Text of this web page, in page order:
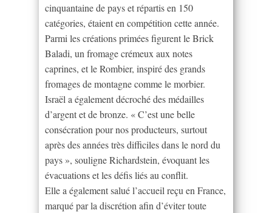
cinquantaine de pays et répartis en 150
catégories, étaient en compétition cette année.
Parmi les créations primées figurent le Brick
Baladi, un fromage crémeux aux notes
caprines, et le Rombier, inspiré des grands
fromages de montagne comme le morbier.
Israël a également décroché des médailles
d’argent et de bronze. « C’est une belle
consécration pour nos producteurs, surtout
après des années très difficiles dans le nord du
pays », souligne Richardstein, évoquant les
évacuations et les défis liés au conflit.
Elle a également salué l’accueil reçu en France,
marqué par la discrétion afin d’éviter toute